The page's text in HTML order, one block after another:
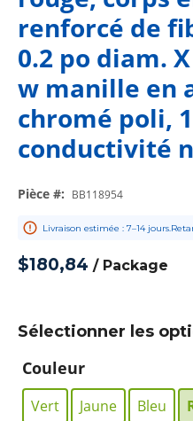
renforcé de
0.2 po diam.
w manille en
chromé poli,
conductivité
Pièce #: BB118954
Livraison estimée : 7–14
$180,84 / Package
Sélectionner les
Couleur
Vert Jaune Bleu